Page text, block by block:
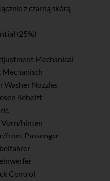
z czarną skórą
(25%)
Mechanical
Mechanisch
Washer Nozzles
Beheizt
Vorn/hinten
front Passenger
Control